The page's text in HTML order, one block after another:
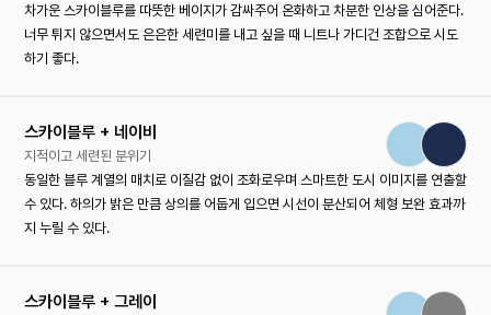
차가운 스카이블루를 따뜻한 베이지가 감싸주어 온화하고 차분한 인상을 심어준다.
너무 튀지 않으면서도 은은한 세련미를 내고 싶을 때 니트나 가디건 조합으로 시도
하기 좋다.
스카이블루 + 네이비
지적이고 세련된 분위기
동일한 블루 계열의 매치로 이질감 없이 조화로우며 스마트한 도시 이미지를 연출할
수 있다. 하의가 밝은 만큼 상의를 어둡게 입으면 시선이 분산되어 체형 보완 효과까
지 누릴 수 있다.
스카이블루 + 그레이